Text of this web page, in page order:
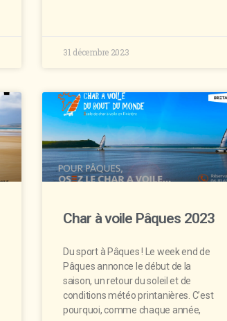
31 décembre 2023
Char à voile Pâques 2023
Du sport à Pâques ! Le week end de
Pâques annonce le début de la
saison, un retour du soleil et de
conditions météo printanières. C’est
pourquoi, comme chaque année,